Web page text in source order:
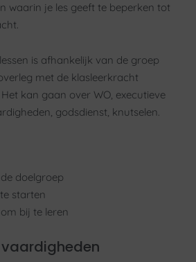
waarin je les geeft te beperken tot
is afhankelijk van de groep
met de klasleerkracht
kan gaan over WO, executieve
godsdienst, knutselen.
doelgroep
starten
bij te leren